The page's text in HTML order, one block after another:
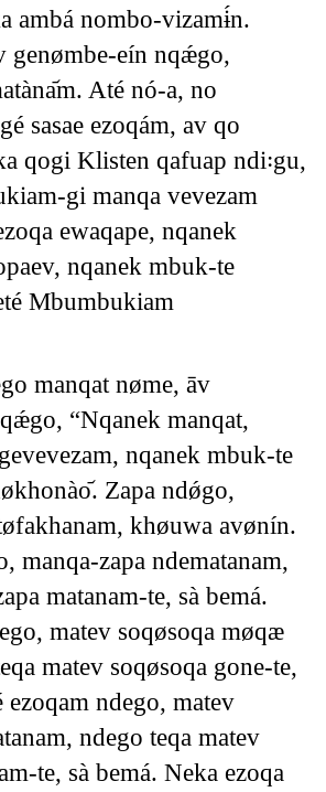
ambá nombo-vizamɨ́n.
genømbe-eín nqǽgo,
Até nó-a, no
sasae ezoqám, av qo
qogi Klisten qafuap ndi꞉gu,
gi manqa vevezam
ewaqape, nqanek
nqanek mbuk-te
Mbumbukiam
manqat nøme, āv
“Nqanek manqat,
nqanek mbuk-te
Zapa ndǿgo,
khøuwa avønín.
manqa-zapa ndematanam,
matanam-te, sà bemá.
matev soqøsoqa møqæ
matev soqøsoqa gone-te,
ezoqam ndego, matev
ndego teqa matev
te, sà bemá. Neka ezoqa